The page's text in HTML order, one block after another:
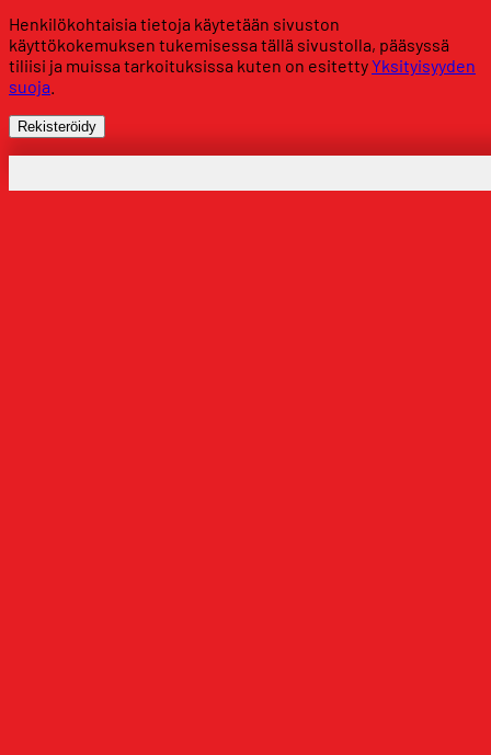
Henkilökohtaisia tietoja käytetään sivuston
käyttökokemuksen tukemisessa tällä sivustolla, pääsyssä
tiliisi ja muissa tarkoituksissa kuten on esitettyYksityisyyden
suoja
Rekisteröidy